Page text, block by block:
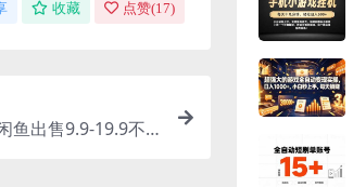
收藏 点赞(17)
鱼出售9.9-19.9不